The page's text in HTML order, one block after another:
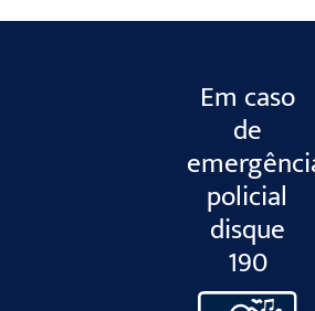
Em caso
de
policial
disque
190